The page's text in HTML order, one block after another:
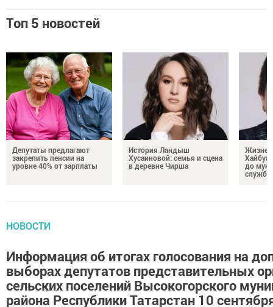
Топ 5 новостей
Депутаты предлагают
закрепить пенсии на
уровне 40% от зарплаты
История Ландыш
Хусаиновой: семья и сцена
в деревне Чирша
до
службы
НОВОСТИ
Информация об итогах голосования на
выборах депутатов представительных
сельских поселений Высокогорского
района Республики Татарстан 10